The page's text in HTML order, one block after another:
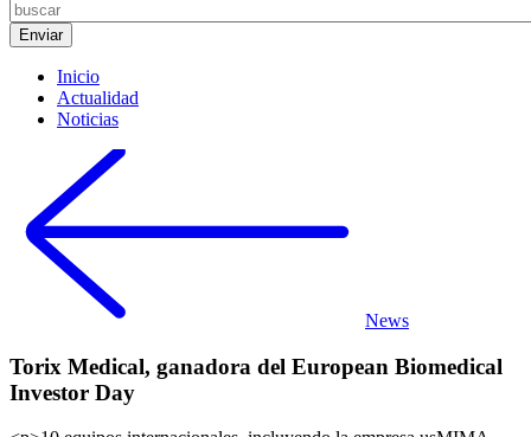
Inicio
Actualidad
Noticias
News
Torix Medical, ganadora del European Biomedical
Investor Day